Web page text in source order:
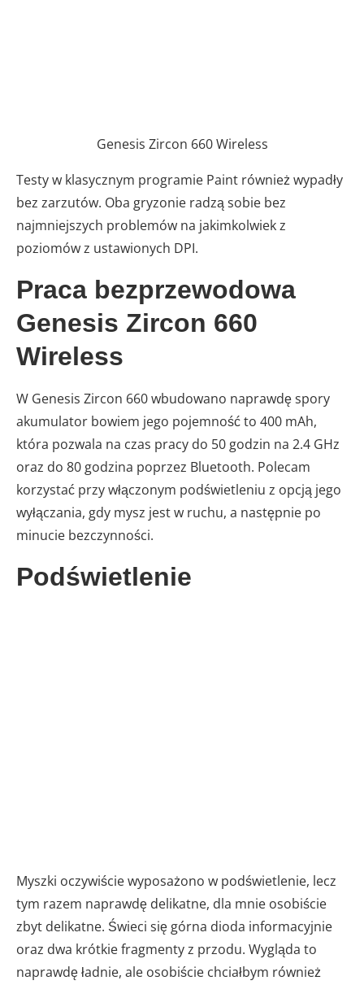
Genesis Zircon 660 Wireless
Testy w klasycznym programie Paint również wypadły
bez zarzutów. Oba gryzonie radzą sobie bez
najmniejszych problemów na jakimkolwiek z
poziomów z ustawionych DPI.
Praca bezprzewodowa
Genesis Zircon 660
Wireless
W Genesis Zircon 660 wbudowano naprawdę spory
akumulator bowiem jego pojemność to 400 mAh,
która pozwala na czas pracy do 50 godzin na 2.4 GHz
oraz do 80 godzina poprzez Bluetooth. Polecam
korzystać przy włączonym podświetleniu z opcją jego
wyłączania, gdy mysz jest w ruchu, a następnie po
minucie bezczynności.
Podświetlenie
Myszki oczywiście wyposażono w podświetlenie, lecz
tym razem naprawdę delikatne, dla mnie osobiście
zbyt delikatne. Świeci się górna dioda informacyjnie
oraz dwa krótkie fragmenty z przodu. Wygląda to
naprawdę ładnie, ale osobiście chciałbym również